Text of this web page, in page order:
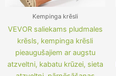
Kempinga krēsli
VEVOR saliekams pludmales
krēsls, kempinga krēsli
pieaugušajiem ar augstu
atzveltni, kabatu krūzei, sieta